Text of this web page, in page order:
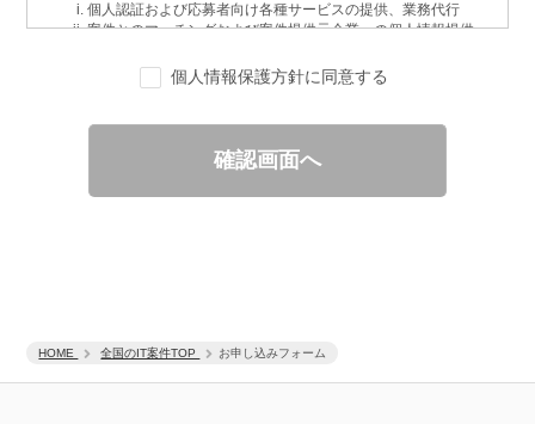
HOME 全国のIT案件TOP お申し込みフォーム
個人認証および応募者向け各種サービスの提供、業務代行
案件とのマッチングおよび案件提供元企業への個人情報提供
サービスに関するご意見、お問い合わせへの回答
ご要望の分析、各種統計データの算出と分析
当社運営のウェブサイト訪問前にクリックされている広告の情
報（クリック日や広告掲載サイトなど）を取得のうえ、情報と
照合して広告効果を測定
個人情報の第三者提供について
的の通知・開示・内容の訂正・追加または削除・利用の停止・消去
個人情報保護方針に同意する
確認画面へ